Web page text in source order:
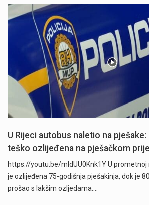
U Rijeci autobus naletio na
teško ozlijeđena na pješačkom
https://youtu.be/mldUU0Knk1Y U prometnoj
je ozlijeđena 75-godišnja pješakinja, dok je
prošao s lakšim ozljedama.…